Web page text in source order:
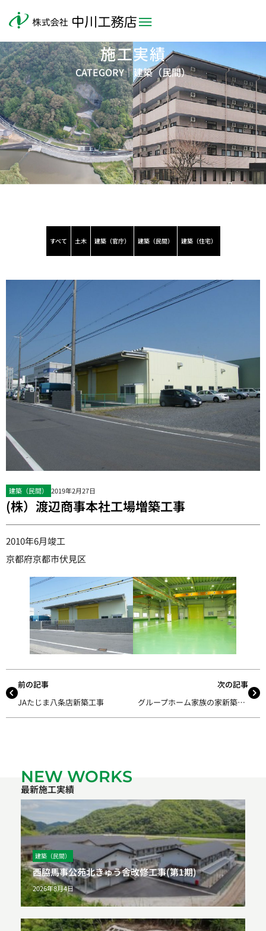
施工実績
CATEGORY｜建築（民間）
すべて 土木 建築（官庁） 建築（民間） 建築（住宅）
建築（民間） 2019年2月27日
(株）渡辺商事本社工場増築工事
2010年6月竣工
京都府京都市伏見区
前の記事
JAたじま八条店新築工事
次の記事
グループホーム家族の家新築工事
NEW WORKS
最新施工実績
建築（民間）
西脇馬事公苑北きゅう舎改修工事(第1期)
2026年8月4日